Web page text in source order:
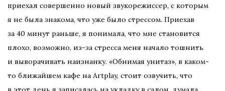
приехал совершенно новый звукорежиссер, с которым
я не была знакома, что уже было стрессом. Приехав
за 40 минут раньше, я понимала, что мне становится
плохо, возможно, из-за стресса меня начало тошнить
и выворачивать наизнанку. «Обнимая унитаз», в каком-
то ближайшем кафе на Artplay, стоит озвучить, что